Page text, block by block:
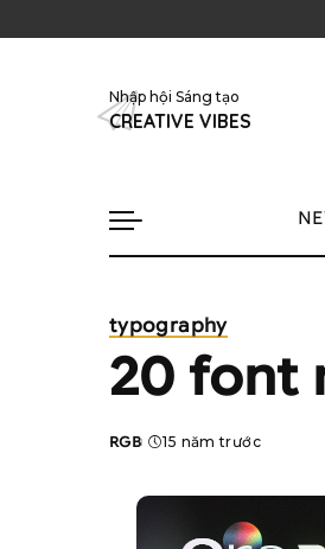
Nhập hội Sáng tạo
CREATIVE VIBES
typography
20 font
Posted
RGB 15 năm trước